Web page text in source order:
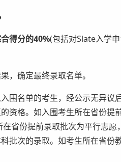
得分的40%(包括对Slate入学
确定最终录取名单。
名单的考生，经公示无异议
资格。如入围考生所在省份提
省份提前录取批次为平行志
批次的录取。如考生所在省份